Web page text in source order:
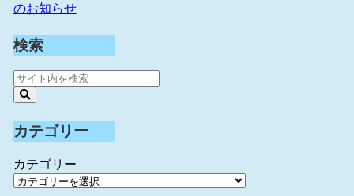
のお知らせ
検索
カテゴリー
カテゴリー